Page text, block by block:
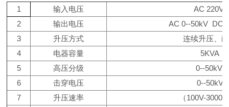
1
输入电压
AC 220V
2
输出电压
AC 0--50kV DC
3
升压方式
连续升压、
4
电器容量
5KVA
5
高压分级
0--50kV
6
击穿电压
0--50kV
7
升压速率
（100V-